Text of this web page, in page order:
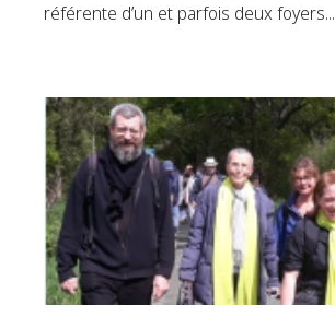
référente d’un et parfois deux foyers...